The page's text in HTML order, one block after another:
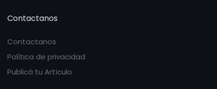
Contactanos
Contactanos
Política de privacidad
Publicá tu Artículo